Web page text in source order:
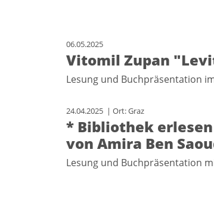
06.05.2025
Vitomil Zupan
Lesung und Buchpräsentation
24.04.2025 | Ort: Graz
* Bibliothek
von Amira Ben
Lesung und Buchpräsentation